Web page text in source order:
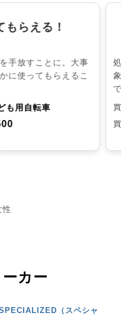
らえる！
手放すことに。大事
に使ってもらえるこ
も用自転車
性
カー
（スペシャ